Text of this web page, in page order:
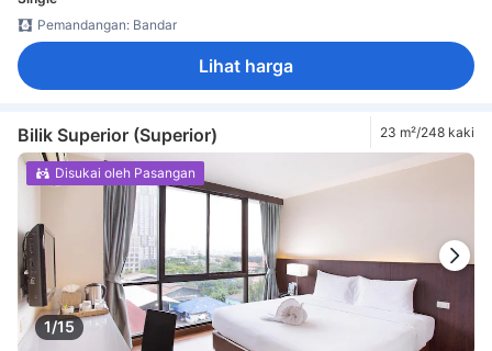
Pemandangan: Bandar
Lihat harga
Bilik Superior (Superior) 23 m²/248 kaki
1/15
Disukai oleh Pasangan